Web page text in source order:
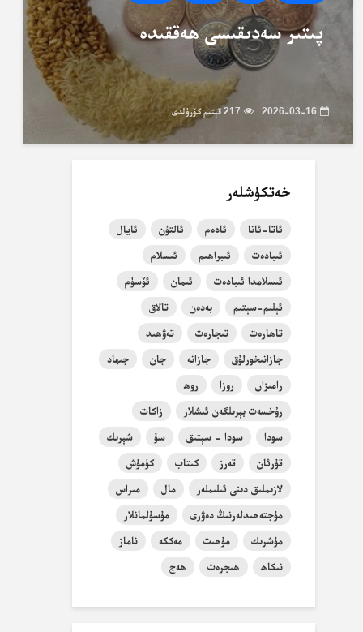
پىتىر سەدىقىسى ھەققىدە
2026-03-16 217 قېتىم كۆرۈلدى
خەتكۈشلەر
ئاتا-ئانا ئادەم ئالتۇن
ئايال
ئىبادەت
ئىبراھىم
ئىسلام
ئىسلامدا ئىبادەت
ئىمان
ئۆسۈم
ئېلىم-سېتىم
بەدەن
تالاق
تاھارەت
تىجارەت
تەۋھىد
جازانىخورلۇق
جازانە جان
جىھاد
رامىزان
روزا
روھ
رۇخسەت بېرىلگەن ئىشلار
زاكات
سودا
سودا - سېتىق سۇ
شېرىك
قۇرئان
قەرز كىتاب
كۈمۈش
لازىملىق دىنى ئىلىملەر
مال
مىراس
مۇجتەھىدلەرنىڭ دەۋرى
مۇسۇلمانلار
مۇشرىك
مۇھىت مەككە
ناماز
نىكاھ
ھىجرەت ھەج